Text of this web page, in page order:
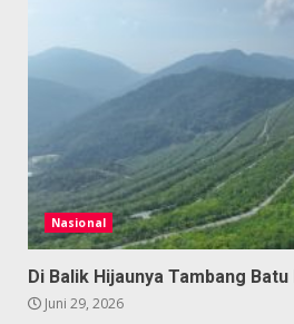
Nasional
Di Balik Hijaunya Tambang Batu
Juni 29, 2026